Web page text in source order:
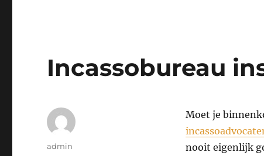
Incassobureau
Moet je
nooit eigenlijk
Auteur
admin